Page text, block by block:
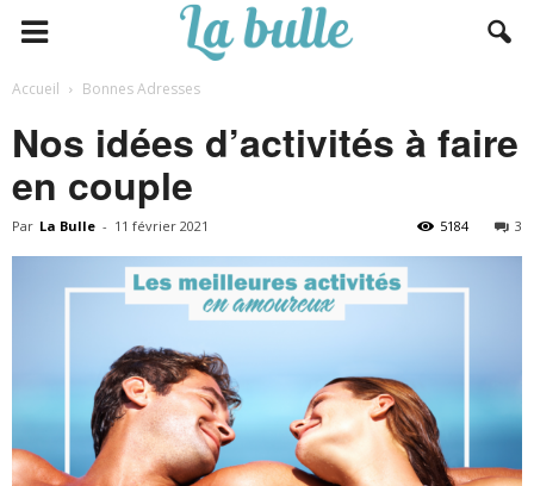
Accueil Bonnes Adresses
Nos idées d’activités à faire
en couple
Par La Bulle - 11 février 2021 3
5184